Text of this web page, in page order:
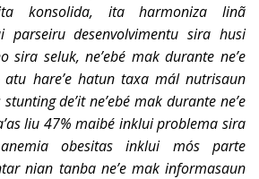
konsolida, ita harmoniza linã
parseiru desenvolvimentu sira husi
sira seluk, ne’ebé mak durante ne’e
hare’e hatun taxa mál nutrisaun
de’it ne’ebé mak durante ne’e
liu 47% maibé inklui problema sira
obesitas inklui mós parte
nian tanba ne’e mak informasaun